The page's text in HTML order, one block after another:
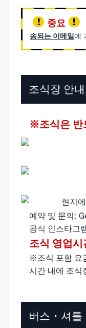
중요
송되는 이메일에
조식장 안내
※조식은 반
예약 및 문의:
공식 인스타그
조식 영업
※조식 포함 요
시간 내에 조식
버스・셔틀